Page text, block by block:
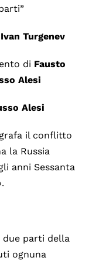
Ivan Turgenev
di Fausto
Alesi
Alesi
il conflitto
la Russia
anni Sessanta
due parti della
ognuna